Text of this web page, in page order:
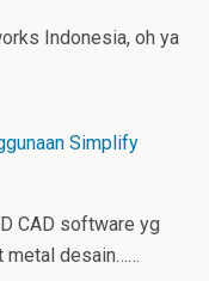
Indonesia, oh ya
Simplify
CAD software yg
metal desain……